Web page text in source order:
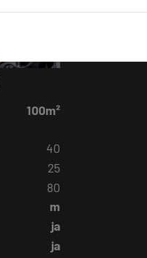
100m²
40
25
80
m
ja
ja